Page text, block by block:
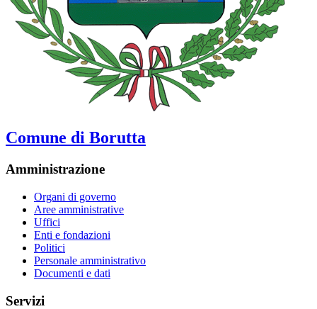
Comune di Borutta
Amministrazione
Organi di governo
Aree amministrative
Uffici
Enti e fondazioni
Politici
Personale amministrativo
Documenti e dati
Servizi